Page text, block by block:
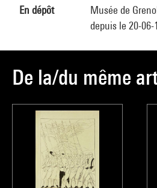
En dépôt
Musée de
depuis le 20-06-
De la/du même